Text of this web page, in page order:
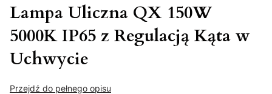
Lampa Uliczna QX 150W
5000K IP65 z Regulacją Kąta w
Uchwycie
Przejdź do pełnego opisu